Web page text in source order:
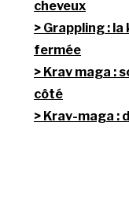
cheveux
Grappling :
fermée
Krav maga :
côté
Krav-maga :